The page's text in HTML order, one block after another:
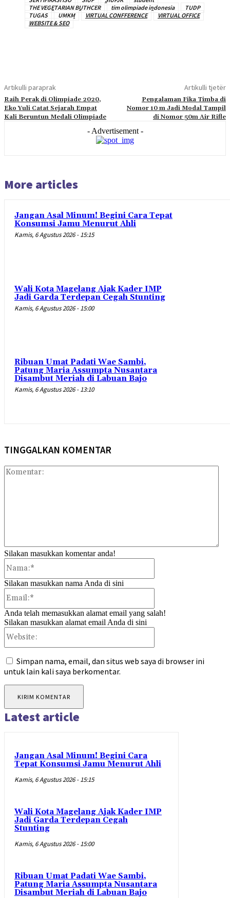
THE VEGETARIAN BUTHCER
tim olimpiade indonesia
TUDP
TUGAS
UMKM VIRTUAL CONFFERENCE
VIRTUAL OFFICE
WEBSITE & SEO
Artikulli paraprak
Raih Perak di Olimpiade 2020,
Eko Yuli Catat Sejarah Empat
Kali Beruntun Medali Olimpiade
Artikulli tjetër
Pengalaman Fika Timba di
Nomor 10 m Jadi Modal Tampil
di Nomor 50m Air Rifle
- Advertisement -
More articles
Jangan Asal Minum! Begini Cara Tepat
Konsumsi Jamu Menurut Ahli
Kamis, 6 Agustus 2026 - 15:15
Wali Kota Magelang Ajak Kader IMP
Jadi Garda Terdepan Cegah Stunting
Kamis, 6 Agustus 2026 - 15:00
Ribuan Umat Padati Wae Sambi,
Patung Maria Assumpta Nusantara
Disambut Meriah di Labuan Bajo
Kamis, 6 Agustus 2026 - 13:10
TINGGALKAN KOMENTAR
Silakan masukkan komentar anda!
Silakan masukkan nama Anda di sini
Anda telah memasukkan alamat email yang salah!
Silakan masukkan alamat email Anda di sini
Simpan nama, email, dan situs web saya di browser ini
untuk lain kali saya berkomentar.
Latest article
Jangan Asal Minum! Begini Cara
Tepat Konsumsi Jamu Menurut Ahli
Kamis, 6 Agustus 2026 - 15:15
Wali Kota Magelang Ajak Kader IMP
Jadi Garda Terdepan Cegah
Stunting
Kamis, 6 Agustus 2026 - 15:00
Ribuan Umat Padati Wae Sambi,
Patung Maria Assumpta Nusantara
Disambut Meriah di Labuan Bajo